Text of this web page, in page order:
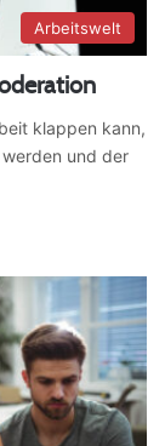
Arbeitswelt
klappen kann,
und der